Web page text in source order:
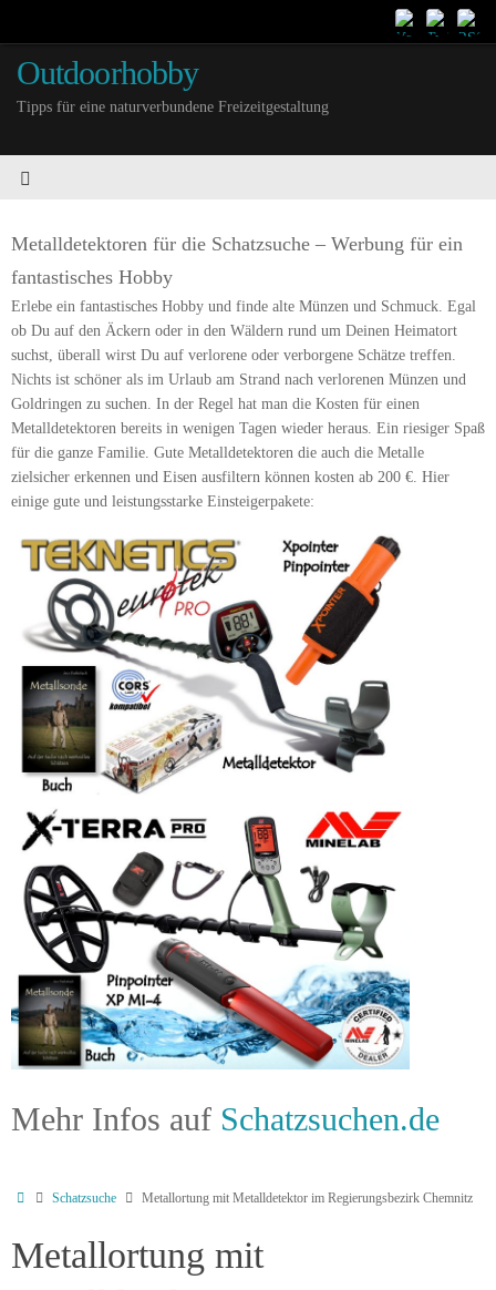
Outdoorhobby
Tipps für eine naturverbundene Freizeitgestaltung
Metalldetektoren für die Schatzsuche – Werbung für ein
fantastisches Hobby
Erlebe ein fantastisches Hobby und finde alte Münzen und Schmuck. Egal
ob Du auf den Äckern oder in den Wäldern rund um Deinen Heimatort
suchst, überall wirst Du auf verlorene oder verborgene Schätze treffen.
Nichts ist schöner als im Urlaub am Strand nach verlorenen Münzen und
Goldringen zu suchen. In der Regel hat man die Kosten für einen
Metalldetektoren bereits in wenigen Tagen wieder heraus. Ein riesiger Spaß
für die ganze Familie. Gute Metalldetektoren die auch die Metalle
zielsicher erkennen und Eisen ausfiltern können kosten ab 200 €. Hier
einige gute und leistungsstarke Einsteigerpakete:
Mehr Infos auf Schatzsuchen.de
Schatzsuche Metallortung mit Metalldetektor im Regierungsbezirk Chemnitz
Metallortung mit